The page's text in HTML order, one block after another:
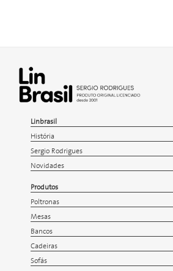
Linbrasil
História
Sergio Rodrigues
Novidades
Produtos
Poltronas
Mesas
Bancos
Cadeiras
Sofás